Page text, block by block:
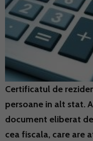
Certificatul de
persoane in alt stat.
document eliberat
cea fiscala, care are